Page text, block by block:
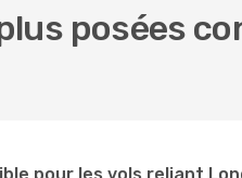
posées